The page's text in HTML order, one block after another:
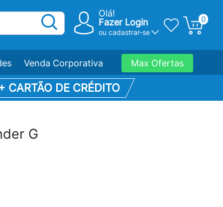
Olá!
Fazer Login
ou cadastrar-se
0
Venda Corporativa Max Ofertas
CARTÃO DE CRÉDITO
G